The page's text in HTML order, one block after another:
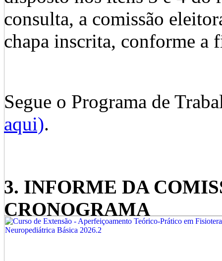
consulta, a comissão
chapa inscrita, conforme a
Segue o Programa de
aqui).
3. INFORME DA
CRONOGRAMA